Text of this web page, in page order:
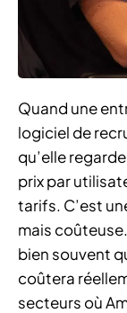
Quand une
logiciel de
qu’elle
prix par
tarifs. C’est
mais
bien souvent
coûtera
secteurs où